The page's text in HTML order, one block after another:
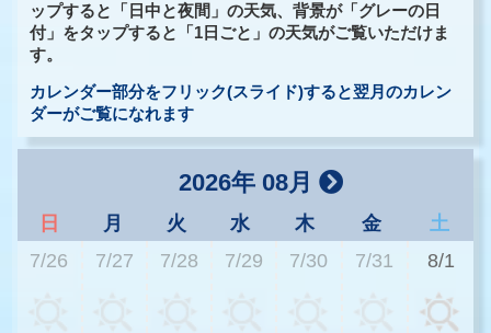
ップすると「日中と夜間」の天気、背景が「グレーの日
付」をタップすると「1日ごと」の天気がご覧いただけま
す。
カレンダー部分をフリック(スライド)すると翌月のカレン
ダーがご覧になれます
2026年 08月
日 月 火 水 木 金
土
7/26
7/27 7/28 7/29 7/30 7/31 8/1